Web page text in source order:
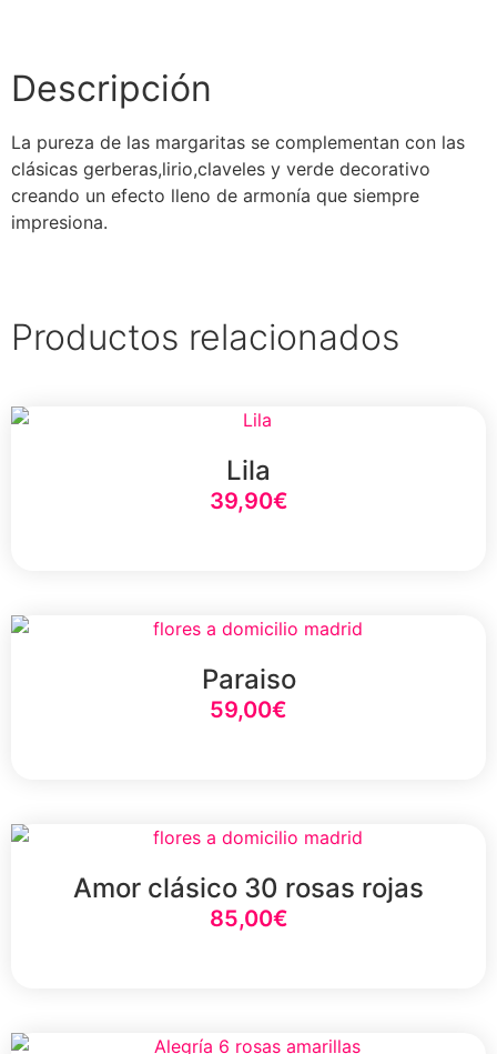
Descripción
La pureza de las margaritas se complementan con las
clásicas gerberas,lirio,claveles y verde decorativo
creando un efecto lleno de armonía que siempre
impresiona.
Productos relacionados
Lila
39,90€
Paraiso
59,00€
Amor clásico 30 rosas rojas
85,00€